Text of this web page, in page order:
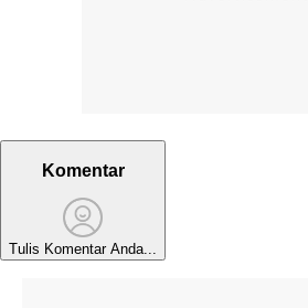
Komentar
Tulis Komentar Anda...